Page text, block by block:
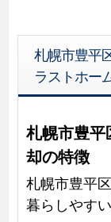
札幌市豊平
ラストホー
札幌市豊
却の特徴
札幌市豊平
暮らしやす